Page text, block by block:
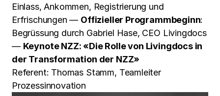
Einlass, Ankommen, Registrierung und
Erfrischungen — Offizieller Programmbeginn:
Begrüssung durch Gabriel Hase, CEO Livingdocs
— Keynote NZZ: «Die Rolle von Livingdocs in
der Transformation der NZZ»
Referent: Thomas Stamm, Teamleiter
Prozessinnovation